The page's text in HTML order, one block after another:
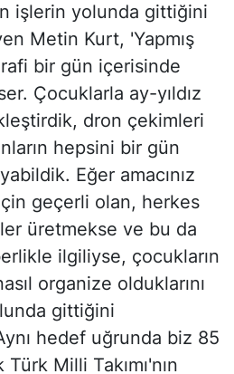
işlerin yolunda gittiğini
Metin Kurt, 'Yapmış
bir gün içerisinde
Çocuklarla ay-yıldız
dron çekimleri
hepsini bir gün
Eğer amacınız
geçerli olan, herkes
üretmekse ve bu da
ilgiliyse, çocukların
organize olduklarını
gittiğini
hedef uğrunda biz 85
Milli Takımı'nın